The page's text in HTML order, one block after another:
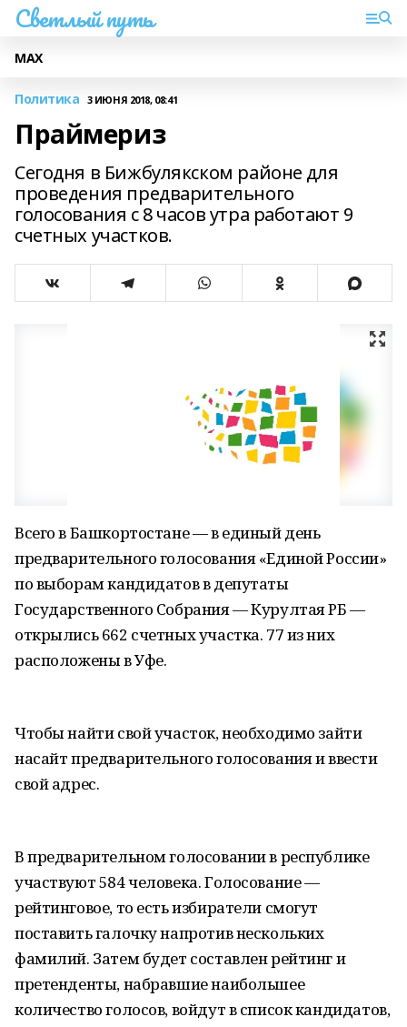
Светлый путь
МАХ
Политика 3 ИЮНЯ 2018, 08:41
Праймериз
Сегодня в Бижбулякском районе для
проведения предварительного
голосования с 8 часов утра работают 9
счетных участков.
Всего в Башкортостане — в единый день
предварительного голосования «Единой России»
по выборам кандидатов в депутаты
Государственного Собрания — Курултая РБ —
открылись 662 счетных участка. 77 из них
расположены в Уфе.
Чтобы найти свой участок, необходимо зайти
насайт предварительного голосования и ввести
свой адрес.
В предварительном голосовании в республике
участвуют 584 человека. Голосование —
рейтинговое, то есть избиратели смогут
поставить галочку напротив нескольких
фамилий. Затем будет составлен рейтинг и
претенденты, набравшие наибольшее
количество голосов, войдут в список кандидатов,